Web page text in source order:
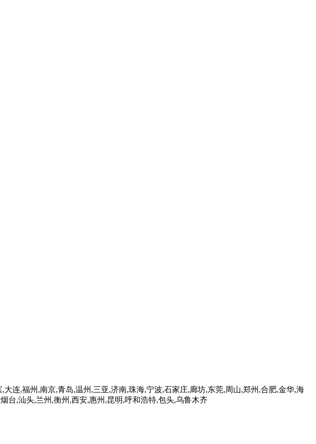
连,福州,南京,青岛,温州,三亚,济南,珠海,宁波,石家庄,廊坊,东莞,周山,郑州,合肥,金华,海
台,汕头,兰州,衡州,西安,惠州,昆明,呼和浩特,包头,乌鲁木齐